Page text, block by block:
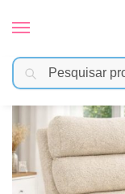
Início Móveis Infantis /